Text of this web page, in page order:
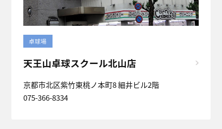
卓球場
天王山卓球スクール北山店
京都市北区紫竹東桃ノ本町8 細井ビル2階
075-366-8334